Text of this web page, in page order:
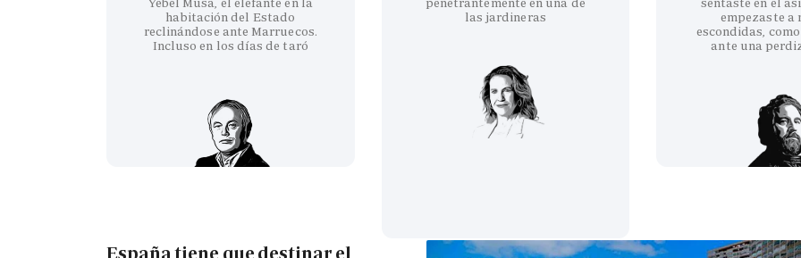
habitación del Estado
reclinándose ante Marruecos.
Incluso en los días de taró
las jardineras
empezaste a
escondidas,
ante una